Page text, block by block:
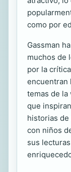
como por
Gassman
muchos de
por la
encuentran
temas de la
que
historias de
con niños
sus